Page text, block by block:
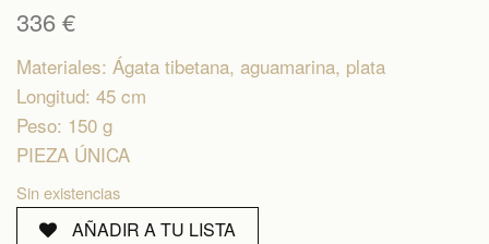
336€
Materiales: Ágata tibetana, aguamarina, plata
Longitud: 45 cm
Peso: 150 g
PIEZA ÚNICA
Sin existencias
AÑADIR A TU LISTA